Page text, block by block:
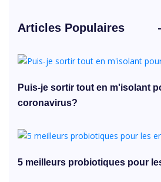
Articles Populaires
Puis-je sortir tout en m'isolant
coronavirus?
5 meilleurs probiotiques pour